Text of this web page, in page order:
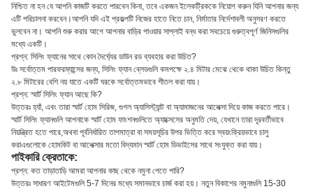
নিশ্চিত না হন যে আপনি কাজটি করতে পারবেন কিনা, তবে একজন ইলেকট্রিককে নিয়োগ করুন যিনি আপনার জন্য
এটি পরিচালনা করবেন।আপনি যদি এই প্রকল্পটি নিজের হাতে নিতে চান, নির্মাতার নির্দেশাবলী অনুসরণ করতে
ভুলবেন না। আপনি শুরু করার আগে আপনার বাড়ির পাওয়ার সাপ্লাই বন্ধ করা সবচেয়ে গুরুত্বপূর্ণ জিনিসগুলির
মধ্যে একটি।
প্রশ্ন: সিলিং ফ্যানের সাথে কোন দৈর্ঘ্যের ডাউন রড ব্যবহার করা উচিত?
উঃ সর্বোত্তম পারফরম্যান্সের জন্য, সিলিং ফ্যান ব্লেডগুলি কমপক্ষে ২.৪ মিটার মেঝে থেকে থাকা উচিত কিন্তু
২.৮ মিটারের বেশি নয় যাতে একটি ঘরকে সর্বোত্তমভাবে শীতল করা যায়।
প্রশ্ন: স্মার্ট সিলিং ফ্যান আছে কি?
উত্তরঃ হ্যাঁ, এবং তারা স্মার্ট হোম সিরিজ, গুগল অ্যাসিস্ট্যান্ট বা অ্যামাজনের আলেক্সা দিয়ে কাজ করতে পারে।
স্মার্ট সিলিং ফ্যানগুলি আপনাকে স্মার্ট হোম ফাংশনগুলিতে অ্যাক্সেসের অনুমতি দেয়, যেখানে তারা দূরবর্তীভাবে
নিয়ন্ত্রিত হতে পারে,অথবা পূর্বনির্ধারিত তাপমাত্রা বা সময়সূচির উপর ভিত্তি করে স্বয়ংক্রিয়ভাবে চালু
করাএগুলোকে হোমকিট বা আলেক্সার মতো বিদ্যমান স্মার্ট হোম ডিভাইসের সাথে সংযুক্ত করা যায়।
পাইকারি ক্রেতাকে:
প্রশ্ন: কত তাড়াতাড়ি আমরা আপনার কাছ থেকে নমুনা পেতে পারি?
উত্তরঃ সাধারণ আইটেমগুলি 5-7 দিনের মধ্যে সমানভাবে চার্জ করা হয়। নতুন বিকাশের নমুনাগুলি 15-30